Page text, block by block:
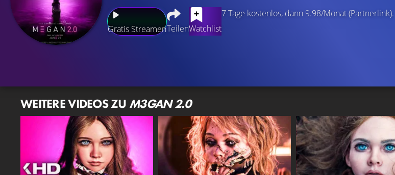
Gratis StreamenTeilenWatchlist
7 Tage kostenlos, dann 9.98/Monat (Partnerlink).
WEITERE VIDEOS ZU M3GAN 2.0